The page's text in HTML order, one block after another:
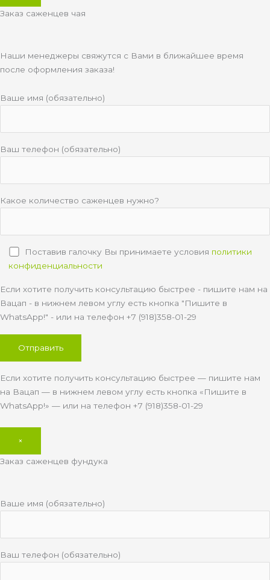
Заказ саженцев чая
Наши менеджеры свяжутся с Вами в ближайшее время
после оформления заказа!
Ваше имя (обязательно)
Ваш телефон (обязательно)
Какое количество саженцев нужно?
Поставив галочку Вы принимаете условия политики
конфиденциальности
Если хотите получить консультацию быстрее - пишите нам на
Вацап - в нижнем левом углу есть кнопка "Пишите в
WhatsApp!" - или на телефон +7 (918)358-01-29
Если хотите получить консультацию быстрее — пишите нам
на Вацап — в нижнем левом углу есть кнопка «Пишите в
WhatsApp!» — или на телефон +7 (918)358-01-29
×
Заказ саженцев фундука
Ваше имя (обязательно)
Ваш телефон (обязательно)